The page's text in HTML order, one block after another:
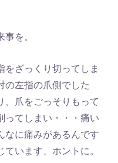
を。
をざっくり切ってしま
の左指の爪側でした
、爪をごっそりもって
ってしまい・・・痛い
なに痛みがあるんです
います、ホントに。